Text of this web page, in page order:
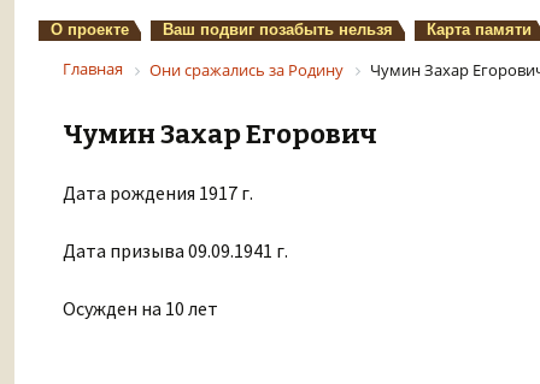
О проекте Ваш подвиг позабыть нельзя Карта памяти
Главная Они сражались за Родину Чумин Захар
Чумин Захар Егорович
Дата рождения 1917 г.
Дата призыва 09.09.1941 г.
Осужден на 10 лет